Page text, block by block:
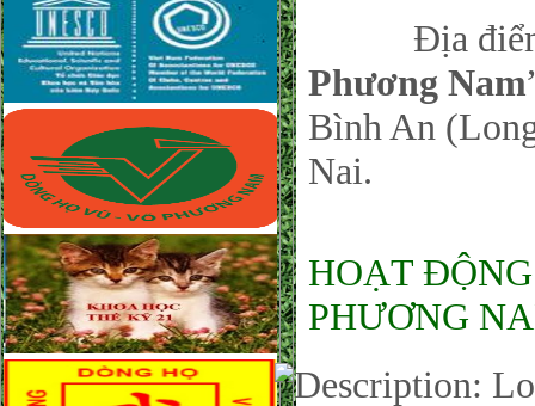
Địa
Phương Nam
Bình An
Nai.
HOẠT
PHƯƠNG